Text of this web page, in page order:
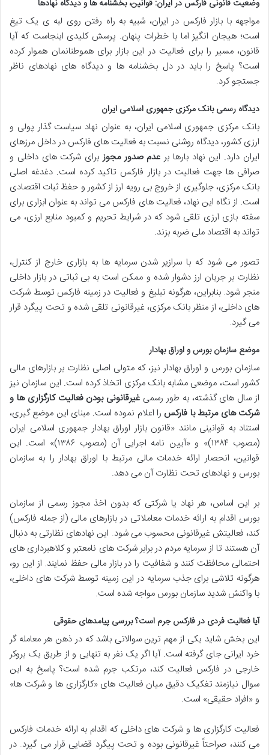
وضعیت قانونی فارکس در ایران: قوانین، بخشنامه ها و دیدگاه نهادها
مواجهه با بازار فارکس در ایران، شبیه به راه رفتن روی لبه ی یک تیغ
است؛ هیجان انگیز اما با خطرات پنهان. پرسش کلیدی اینجاست که آیا
قانون، مسیر را برای فعالیت در این بازار برای هموطنانمان هموار کرده
است؟ پاسخ را باید در دل بخشنامه ها و دیدگاه های نهادهای ناظر
جستجو کرد.
دیدگاه رسمی بانک مرکزی جمهوری اسلامی ایران
بانک مرکزی جمهوری اسلامی ایران، به عنوان نهاد سیاست گذار پولی و
ارزی کشور، دیدگاه روشنی نسبت به فعالیت های فارکس در داخل مرزهای
ایران دارد. این نهاد بارها بر عدم صدور مجوز برای شرکت های داخلی و
صرافی ها جهت فعالیت در بازار فارکس تاکید کرده است. دغدغه اصلی
بانک مرکزی، جلوگیری از خروج بی رویه ارز از کشور و حفظ ثبات اقتصادی
است. از نگاه این نهاد، فعالیت های فارکس می تواند به عنوان ابزاری برای
سفته بازی ارزی تلقی شود که در شرایط تحریم و کمبود منابع ارزی، می
تواند به اقتصاد ملی ضربه بزند.
تصور می شود که با سرازیر شدن سرمایه ها به بازاری خارج از کنترل،
نظارت بر جریان ارز دشوار شده و ممکن است به بی ثباتی در بازار داخلی
منجر شود. بنابراین، هرگونه تبلیغ و فعالیت در زمینه فارکس توسط شرکت
های داخلی، از منظر بانک مرکزی، غیرقانونی تلقی شده و تحت پیگرد قرار
می گیرد.
موضع سازمان بورس و اوراق بهادار
سازمان بورس و اوراق بهادار نیز، که متولی اصلی نظارت بر بازارهای مالی
کشور است، موضعی مشابه بانک مرکزی اتخاذ کرده است. این سازمان نیز
از سال های گذشته، به طور رسمی غیرقانونی بودن فعالیت کارگزاری ها و
شرکت های مرتبط با فارکس را اعلام نموده است. مبنای این موضع گیری،
استناد به قوانینی مانند «قانون بازار اوراق بهادار جمهوری اسلامی ایران
(مصوب ۱۳۸۴)» و «آیین نامه اجرایی آن (مصوب ۱۳۸۶)» است. این
قوانین، انحصار ارائه خدمات مالی مرتبط با اوراق بهادار را به سازمان
بورس و نهادهای تحت نظارت آن می دهد.
بر این اساس، هر نهاد یا شرکتی که بدون اخذ مجوز رسمی از سازمان
بورس اقدام به ارائه خدمات معاملاتی در بازارهای مالی (از جمله فارکس)
کند، فعالیتش غیرقانونی محسوب می شود. این نهادهای نظارتی به دنبال
آن هستند تا از سرمایه مردم در برابر شرکت های نامعتبر و کلاهبرداری های
احتمالی محافظت کنند و شفافیت را در بازار مالی حفظ نمایند. از این رو،
هرگونه تلاشی برای جذب سرمایه در این زمینه توسط شرکت های داخلی،
با واکنش شدید سازمان بورس مواجه شده است.
آیا فعالیت فردی در فارکس جرم است؟ بررسی پیامدهای حقوقی
این بخش شاید یکی از مهم ترین سوالاتی باشد که در ذهن هر معامله گر
خرد ایرانی جای گرفته است. آیا اگر یک نفر به تنهایی و از طریق یک بروکر
خارجی در فارکس فعالیت کند، مرتکب جرم شده است؟ پاسخ به این
سوال نیازمند تفکیک دقیق میان فعالیت های «کارگزاری ها و شرکت ها»
و «افراد حقیقی» است.
فعالیت کارگزاری ها و شرکت های داخلی که اقدام به ارائه خدمات فارکس
می کنند، صراحتاً غیرقانونی بوده و تحت پیگرد قضایی قرار می گیرد. در